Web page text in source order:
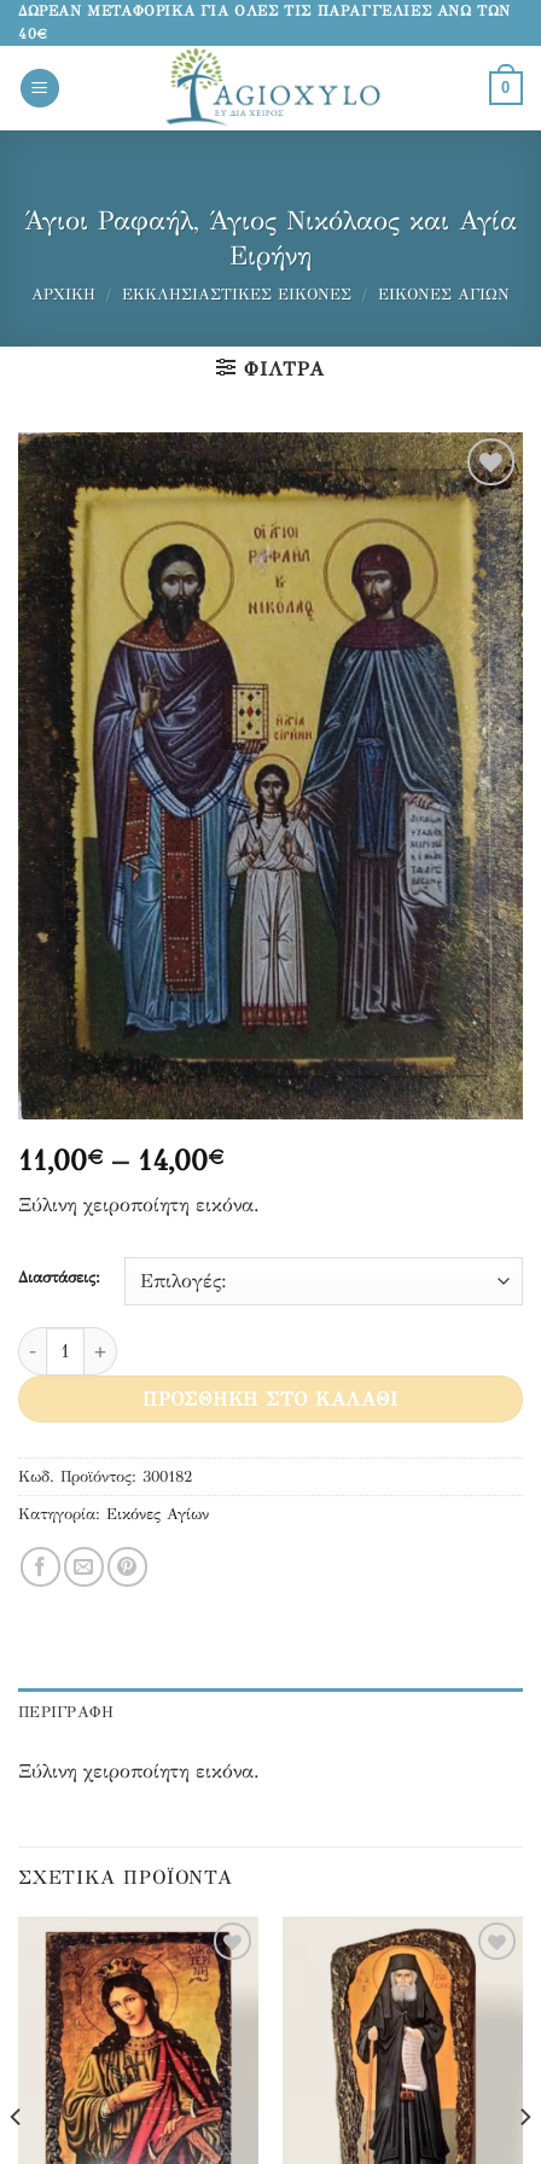
Μετάβαση
στο
περιεχόμενο
ΔΩΡΕΑΝ ΜΕΤΑΦΟΡΙΚΑ ΓΙΑ ΟΛΕΣ ΤΙΣ ΠΑΡΑΓΓΕΛΙΕΣ ΑΝΩ ΤΩΝ
40€
0
Άγιοι Ραφαήλ, Άγιος Νικόλαος και Αγία
Ειρήνη
ΑΡΧΙΚΉ / ΕΚΚΛΗΣΙΑΣΤΙΚΈΣ ΕΙΚΌΝΕΣ / ΕΙΚΌΝΕΣ ΑΓΊΩΝ
ΦΊΛΤΡΑ
Προσθήκη
στα
αγαπημένα
11,00€ – 14,00€Price
range:
11,00€
14,00€
Ξύλινη χειροποίητη εικόνα.
Διαστάσεις:
Άγιοι Ραφαήλ, Άγιος Νικόλαος και Αγία Ειρήνη ποσότητα
ΠΡΟΣΘΉΚΗ ΣΤΟ ΚΑΛΆΘΙ
Κωδ. Προϊόντος: 300182
Κατηγορία: Εικόνες Αγίων
ΠΕΡΙΓΡΑΦΉ
Ξύλινη χειροποίητη εικόνα.
ΣΧΕΤΙΚΆ ΠΡΟΪΌΝΤΑ
Προσθήκη
στα
αγαπημένα
Προσθήκη
στα
αγαπημένα